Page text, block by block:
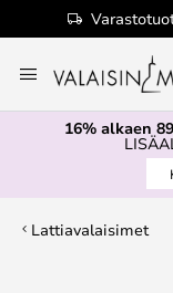
to
Content
16% alkaen
Lattiavalaisimet